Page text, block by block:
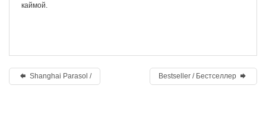
каймой.
Shanghai Parasol / Bestseller / Бестселлер